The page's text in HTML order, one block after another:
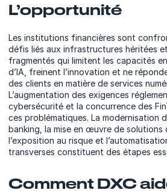
L’opportunité
Les institutions financières sont
défis liés aux infrastructures héritées
fragmentés qui limitent les capacités
d’IA, freinent l’innovation et ne
des clients en matière de services
L’augmentation des exigences
cybersécurité et la concurrence des
ces problématiques. La modernisation
banking, la mise en œuvre de solutions
l’exposition au risque et
transverses constituent des étapes
Comment DXC